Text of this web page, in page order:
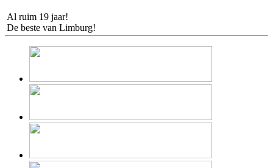
Al ruim 19 jaar!
De beste van Limburg!